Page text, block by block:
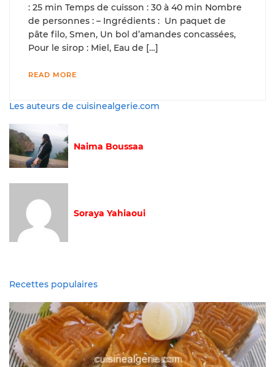
: 25 min Temps de cuisson : 30 à 40 min Nombre
de personnes : – Ingrédients : Un paquet de
pâte filo, Smen, Un bol d’amandes concassées,
Pour le sirop : Miel, Eau de […]
READ MORE
Les auteurs de cuisinealgerie.com
Naima Boussaa
Soraya Yahiaoui
Recettes populaires